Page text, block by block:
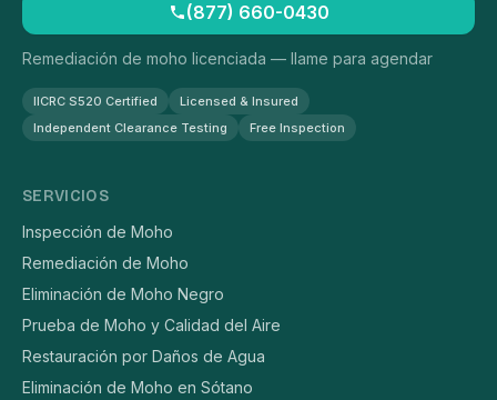
(877) 660-0430
Remediación de moho licenciada — llame para agendar
IICRC S520 Certified
Licensed & Insured
Independent Clearance Testing
Free Inspection
SERVICIOS
Inspección de Moho
Remediación de Moho
Eliminación de Moho Negro
Prueba de Moho y Calidad del Aire
Restauración por Daños de Agua
Eliminación de Moho en Sótano